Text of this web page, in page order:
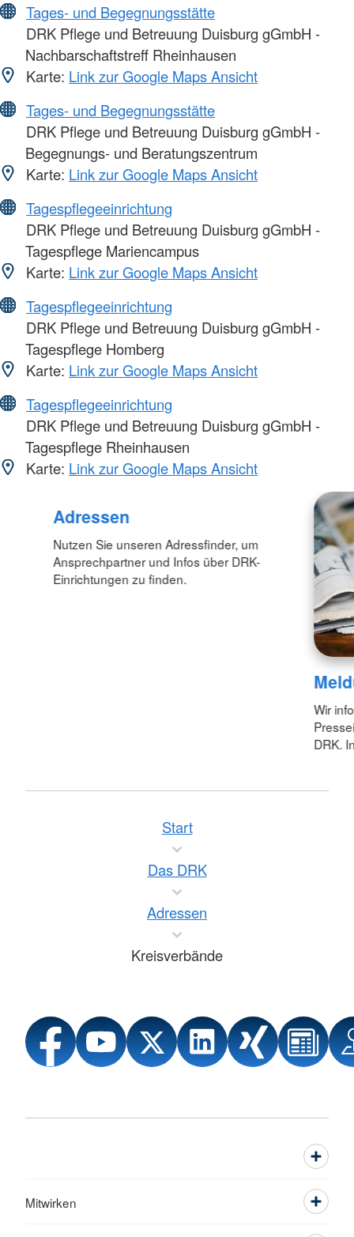
Tages- und Begegnungsstätte
DRK Pflege und Betreuung Duisburg gGmbH -
Nachbarschaftstreff Rheinhausen
Karte: Link zur Google Maps Ansicht
Tages- und Begegnungsstätte
DRK Pflege und Betreuung Duisburg gGmbH -
Begegnungs- und Beratungszentrum
Karte: Link zur Google Maps Ansicht
Tagespflegeeinrichtung
DRK Pflege und Betreuung Duisburg gGmbH -
Tagespflege Mariencampus
Karte: Link zur Google Maps Ansicht
Tagespflegeeinrichtung
DRK Pflege und Betreuung Duisburg gGmbH -
Tagespflege Homberg
Karte: Link zur Google Maps Ansicht
Tagespflegeeinrichtung
DRK Pflege und Betreuung Duisburg gGmbH -
Tagespflege Rheinhausen
Karte: Link zur Google Maps Ansicht
Adressen
Nutzen Sie unseren Adressfinder, um
Ansprechpartner und Infos über DRK-
Einrichtungen zu finden.
Wir
DRK.
Start
Das DRK
Adressen
Kreisverbände
Mitwirken